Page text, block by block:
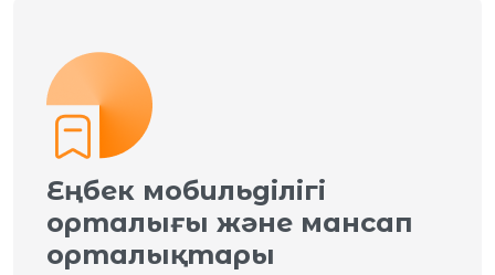
Еңбек мобильділігі
орталығы және мансап
орталықтары